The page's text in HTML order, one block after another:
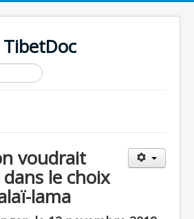
TibetDoc
≡
voudrait
dans le choix
lama